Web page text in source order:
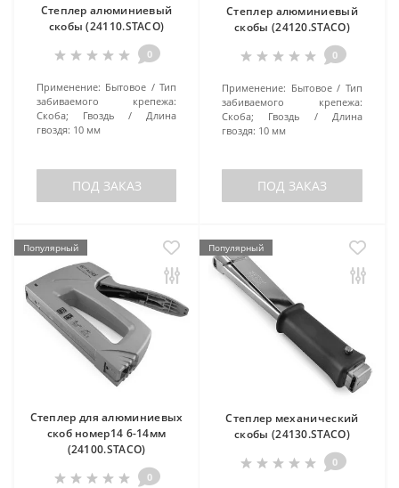
Степлер алюминиевый
скобы (24110.STACO)
0
Применение: Бытовое
Тип
забиваемого крепежа:
Скоба; Гвоздь
Длина
гвоздя: 10 мм
ПОД ЗАКАЗ
Степлер алюминиевый
скобы (24120.STACO)
0
Применение: Бытовое
Тип
забиваемого крепежа:
Скоба; Гвоздь
Длина
гвоздя: 10 мм
ПОД ЗАКАЗ
Популярный
Степлер для алюминиевых
скоб номер14 6-14мм
(24100.STACO)
0
Популярный
Степлер механический
скобы (24130.STACO)
0